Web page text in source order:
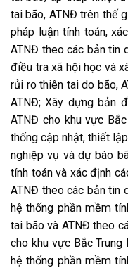
tai bão, ATNĐ trên thế
pháp luận tính toán,
ATNĐ theo các bản tin
điều tra xã hội học và
rủi ro thiên tai do bão,
ATNĐ; Xây dựng bản
ATNĐ cho khu vực
thống cập nhật, thiết
nghiệp vụ và dự báo
tính toán và xác định
ATNĐ theo các bản tin
hệ thống phần mềm
tai bão và ATNĐ theo
cho khu vực Bắc
hệ thống phần mềm